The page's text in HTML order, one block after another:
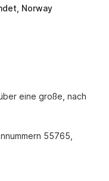
Norway
eine große, nach
55765,